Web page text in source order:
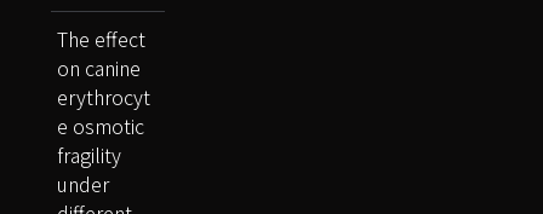
The effect
on canine
erythrocyt
e osmotic
fragility
under